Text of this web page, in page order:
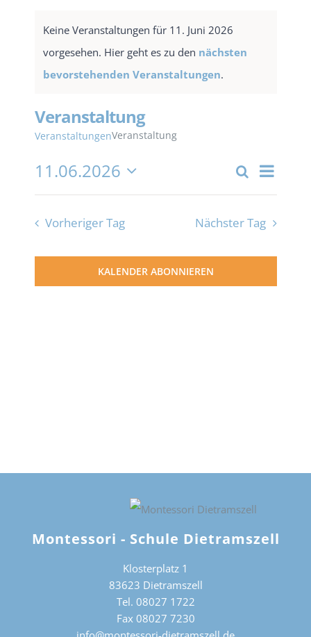
Keine Veranstaltungen für 11. Juni 2026
vorgesehen. Hier geht es zu den nächsten
bevorstehenden Veranstaltungen.
Veranstaltung
VeranstaltungenVeranstaltung
Suche
und
Suche
Tag
11.06.2026
Datum
Vorheriger Tag Nächster Tag
KALENDER ABONNIEREN
Montessori - Schule Dietramszell
Klosterplatz 1
83623 Dietramszell
Tel. 08027 1722
Fax 08027 7230